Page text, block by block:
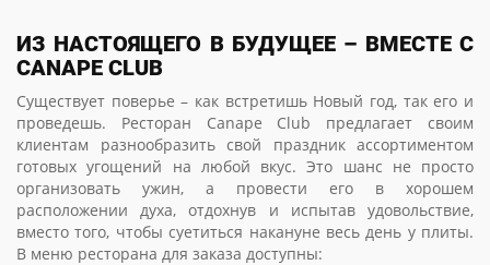
ИЗ НАСТОЯЩЕГО В БУДУЩЕЕ – ВМЕСТЕ С
CANAPE CLUB
Существует поверье – как встретишь Новый год, так его и
проведешь. Ресторан Canape Club предлагает своим
клиентам разнообразить свой праздник ассортиментом
готовых угощений на любой вкус. Это шанс не просто
организовать ужин, а провести его в хорошем
расположении духа, отдохнув и испытав удовольствие,
вместо того, чтобы суетиться накануне весь день у плиты.
В меню ресторана для заказа доступны: